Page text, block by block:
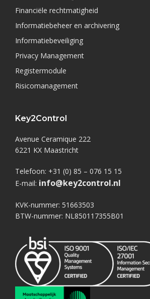
Financiële rechtmatigheid
Informatiebeheer en archivering
Informatiebeveiliging
Privacy Management
Registermodule
Risicomanagement
Key2Control
Avenue Ceramique 222
6221 KX Maastricht
Telefoon: +31 (0) 85 – 076 15 15
E-mail: info@key2control.nl
KVK-nummer: 51663503
BTW-nummer: NL850117355B01